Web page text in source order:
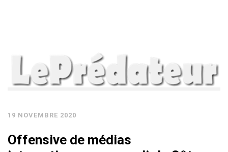
19 NOVEMBRE 2020
Offensive de médias